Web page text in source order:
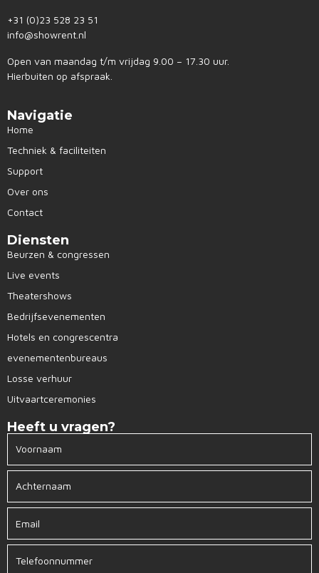
+31 (0)23 528 23 51
info@showrent.nl
Open van maandag t/m vrijdag 9.00 – 17.30 uur.
Hierbuiten op afspraak.
Navigatie
Home
Techniek & faciliteiten
Support
Over ons
Contact
Diensten
Beurzen & congressen
Live events
Theatershows
Bedrijfsevenementen
Hotels en congrescentra
evenementenbureaus
Losse verhuur
Uitvaartceremonies
Heeft u vragen?